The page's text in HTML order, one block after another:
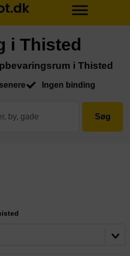
i Thisted
i Thisted
Ingen binding
Søg